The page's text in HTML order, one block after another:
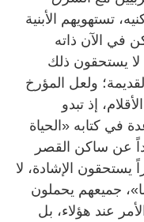
تستهويهم الأبنية
في الآن ذاته
لا يستحقون ذلك
ولعل المؤرخ
إذ تبدو
في كتابه «الحياة
عن ساكن القصر
يستحقون الإشادة، لا
جميعهم يحملون
عند هؤلاء، بل